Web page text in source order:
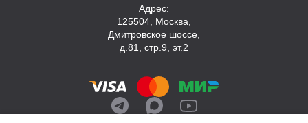
Адрес:
125504, Москва,
Дмитровское шоссе,
д.81, стр.9, эт.2